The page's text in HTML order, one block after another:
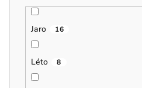
Jaro 16
Léto 8